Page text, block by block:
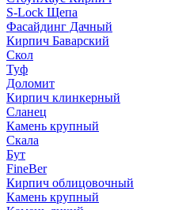
S-Lock Щепа
Фасайдинг Дачный
Кирпич Баварский
Скол
Туф
Доломит
Кирпич клинкерный
Сланец
Камень крупный
Скала
Бут
FineBer
Кирпич облицовочный
Камень крупный